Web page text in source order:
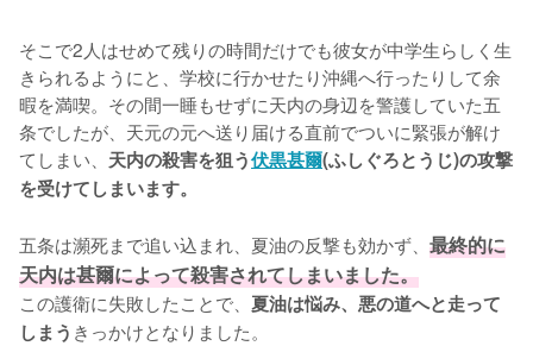
そこで2人はせめて残りの時間だけでも彼女が中学生らしく生
きられるようにと、学校に行かせたり沖縄へ行ったりして余
暇を満喫。その間一睡もせずに天内の身辺を警護していた五
条でしたが、天元の元へ送り届ける直前でついに緊張が解け
てしまい、 天内の殺害を狙う伏黒甚爾(ふしぐろとうじ)の攻撃
を受けてしまいます。
五条は瀕死まで追い込まれ、夏油の反撃も効かず、 最終的に
天内は甚爾によって殺害されてしまいました。
この護衛に失敗したことで、 夏油は悩み、悪の道へと走って
しまう きっかけとなりました。